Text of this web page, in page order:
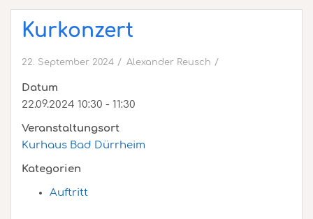
Kurkonzert
22. September 2024 Alexander Reusch
Datum
22.09.2024 10:30 - 11:30
Veranstaltungsort
Kurhaus Bad Dürrheim
Kategorien
Auftritt